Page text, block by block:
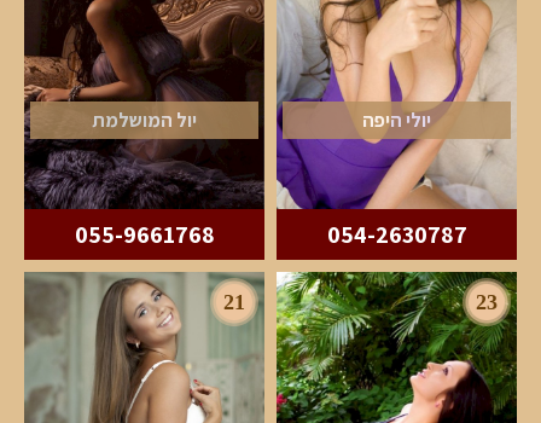
יולי היפה
054-2630787
יול המושלמת
055-9661768
23
21